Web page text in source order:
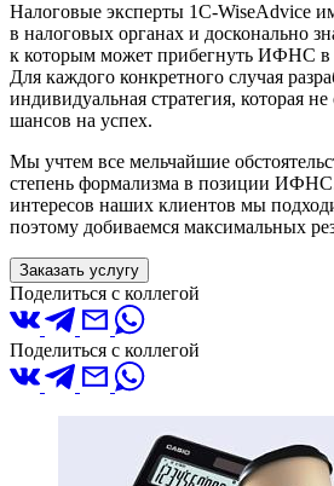
Налоговые эксперты 1C-WiseAdvice
в налоговых органах и досконально
к которым может прибегнуть ИФНС в
Для каждого конкретного случая
индивидуальная стратегия, которая
шансов на успех.
Мы учтем все мельчайшие
степень формализма в позиции
интересов наших клиентов мы
поэтому добиваемся максимальных
Заказать услугу
Поделиться с коллегой
Поделиться с коллегой